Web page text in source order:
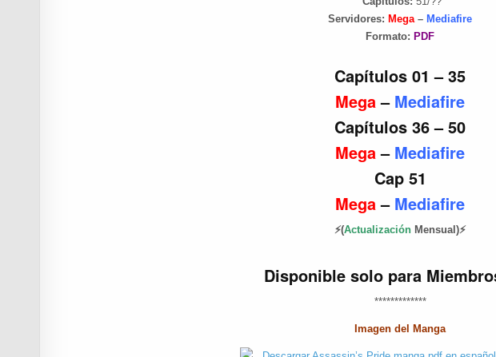
Servidores: Mega –Mediafire
Formato:PDF
Capítulos 01 – 35
Mega– Mediafire
Capítulos 36 – 50
Mega– Mediafire
Cap 51
Mega– Mediafire
⚡(Actualización Mensual)⚡
Disponible solo para
*************
Imagen del Manga